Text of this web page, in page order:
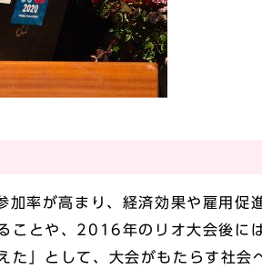
率が高まり、経済効果や雇用促
ことや、2016年のリオ大会後に
た」として、大会がもたらす社会